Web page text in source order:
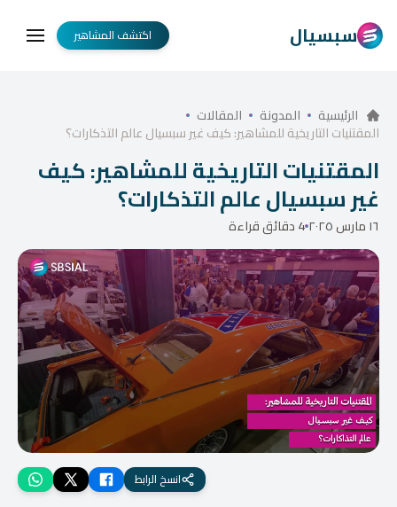
سبسيال اكتشف المشاهير
الرئيسية المدونة المقالات
المقتنيات التاريخية للمشاهير: كيف غير سبسيال عالم التذكارات؟
المقتنيات التاريخية للمشاهير: كيف
غير سبسيال عالم التذكارات؟
١٦ مارس ٢٠٢٥ 4 دقائق قراءة
انسخ الرابط